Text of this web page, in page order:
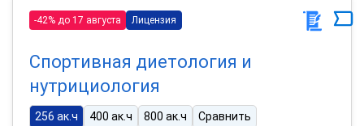
-42% до 17 августа Лицензия
Спортивная диетология и
нутрициология
256 ак.ч 400 ак.ч 800 ак.ч Сравнить